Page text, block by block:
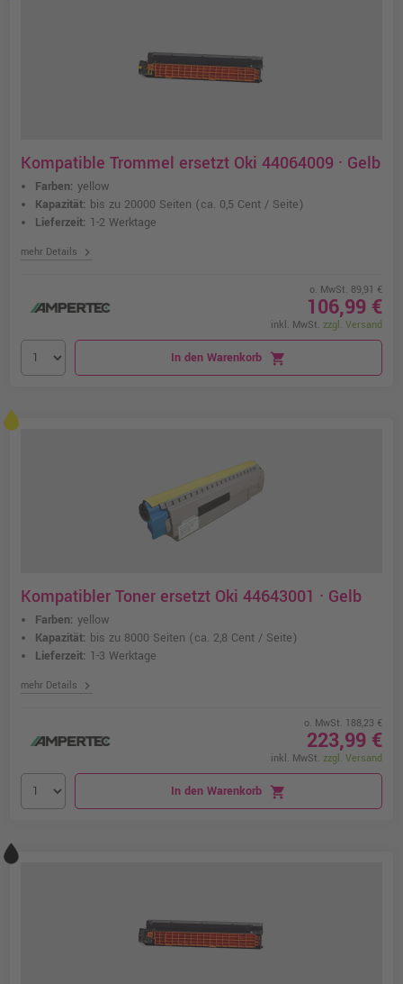
Kompatible Trommel ersetzt Oki 44064009 · Gelb
Farben: yellow
Kapazität: bis zu 20000 Seiten (ca. 0,5 Cent / Seite)
Lieferzeit: 1-2 Werktage
mehr Details chevron_right
o. MwSt. 89,91 €
106,99 €
inkl. MwSt. zzgl. Versand
In den Warenkorb shopping_cart
Kompatibler Toner ersetzt Oki 44643001 · Gelb
Farben: yellow
Kapazität: bis zu 8000 Seiten (ca. 2,8 Cent / Seite)
Lieferzeit: 1-3 Werktage
mehr Details chevron_right
o. MwSt. 188,23 €
223,99 €
inkl. MwSt. zzgl. Versand
In den Warenkorb shopping_cart